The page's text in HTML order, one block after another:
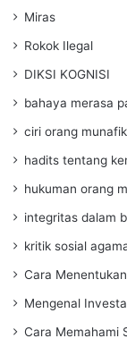
Miras
Rokok Ilegal
DIKSI KOGNISI
bahaya merasa
ciri orang
hadits tentang
hukuman orang
integritas dalam
kritik sosial
Cara
Mengenal
Cara Memahami